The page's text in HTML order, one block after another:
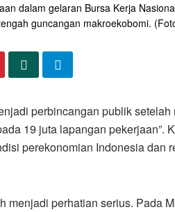
dalam gelaran Bursa Kerja
guncangan makroekobomi.
perbincangan publik
19 juta lapangan pekerjaan”.
perekonomian Indonesia dan
menjadi perhatian serius. Pada